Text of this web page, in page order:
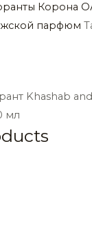
Корона
парфюм
Khashab
мл